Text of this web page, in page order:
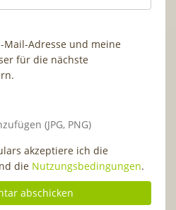
Mail-Adresse und meine
für die nächste
(JPG, PNG)
akzeptiere ich die
die Nutzungsbedingungen.